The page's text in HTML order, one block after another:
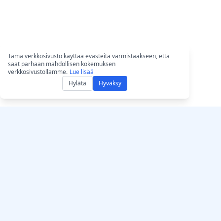
Tämä verkkosivusto käyttää evästeitä varmistaakseen, että
saat parhaan mahdollisen kokemuksen
verkkosivustollamme. Lue lisää
Hylätä
Hyväksy